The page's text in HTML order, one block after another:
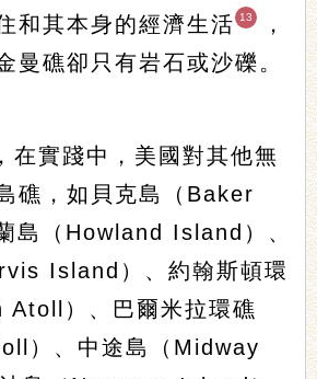
和其本身的經濟生活
13
，
曼礁卻只有岩石或沙礫。
在實踐中，美國對其他無
礁，如貝克島（Baker
島（Howland Island）、
Island）、約翰斯頓環
）、巴爾米拉環礁
）、中途島（Midway